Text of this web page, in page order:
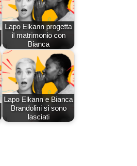
Lapo Elkann progetta
il matrimonio con
Bianca
Lapo Elkann e Bianca
Brandolini si sono
lasciati